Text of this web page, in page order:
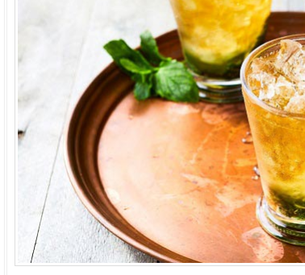
واقعا روغن زیتون فرابکر بهتر از روغن زیتون معمولی است؟
زیورآلات و طلاهای مناسب آقایان با طراحی‌های مدرن و منحصر به فرد